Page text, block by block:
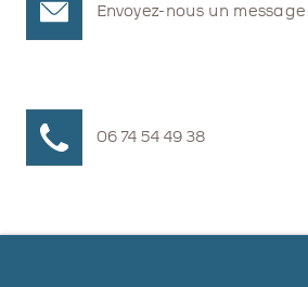
Envoyez-nous un message
06 74 54 49 38